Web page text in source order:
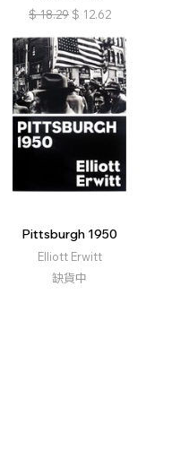
$ 18.29 $ 12.62
Pittsburgh 1950
Elliott Erwitt
缺貨中